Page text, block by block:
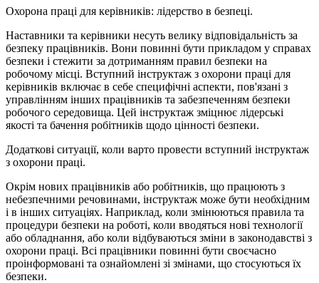
Охорона праці для керівників: лідерство в безпеці.
Наставники та керівники несуть велику відповідальність за
безпеку працівників. Вони повинні бути прикладом у справах
безпеки і стежити за дотриманням правил безпеки на
робочому місці. Вступний інструктаж з охорони праці для
керівників включає в себе специфічні аспекти, пов'язані з
управлінням інших працівників та забезпеченням безпеки
робочого середовища. Цей інструктаж зміцнює лідерські
якості та бачення робітників щодо цінності безпеки.
Додаткові ситуації, коли варто провести вступний інструктаж
з охорони праці.
Окрім нових працівників або робітників, що працюють з
небезпечними речовинами, інструктаж може бути необхідним
і в інших ситуаціях. Наприклад, коли змінюються правила та
процедури безпеки на роботі, коли вводяться нові технології
або обладнання, або коли відбуваються зміни в законодавстві з
охорони праці. Всі працівники повинні бути своєчасно
проінформовані та ознайомлені зі змінами, що стосуються їх
безпеки.